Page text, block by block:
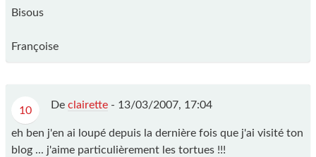
Bisous
Françoise
10 De clairette - 13/03/2007, 17:04
eh ben j'en ai loupé depuis la dernière fois que j'ai visité ton
blog ... j'aime particulièrement les tortues !!!